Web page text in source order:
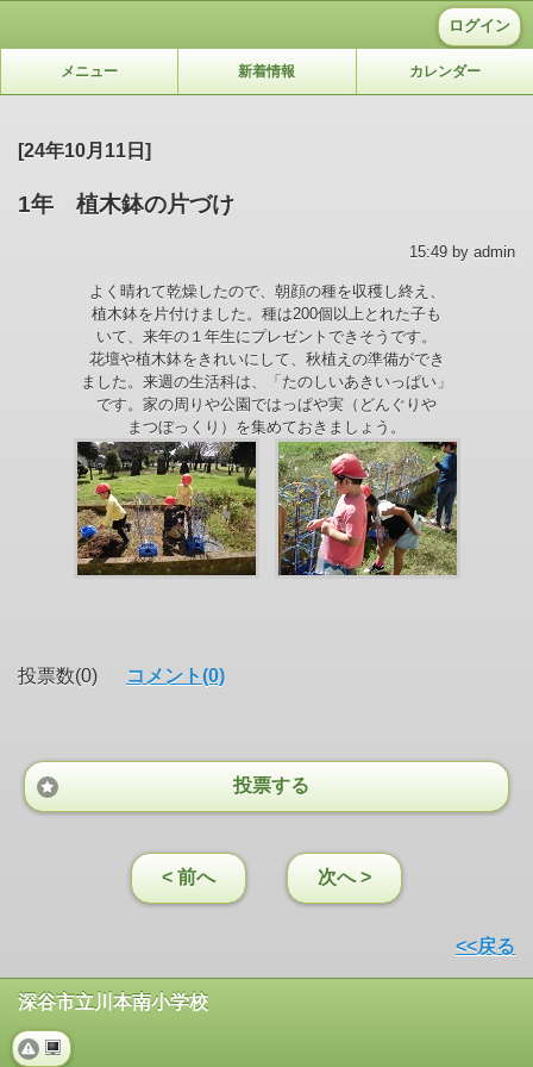
ログイン
メニュー 新着情報 カレンダー
[24年10月11日]
1年 植木鉢の片づけ
15:49 by admin
よく晴れて乾燥したので、朝顔の種を収穫し終え、
植木鉢を片付けました。種は200個以上とれた子も
いて、来年の１年生にプレゼントできそうです。
花壇や植木鉢をきれいにして、秋植えの準備ができ
ました。来週の生活科は、「たのしいあきいっぱい」
です。家の周りや公園ではっぱや実（どんぐりや
まつぼっくり）を集めておきま しょう。
投票数(0) コメント(0)
投票する
< 前へ 次へ >
<<戻る
深谷市立川本南小学校